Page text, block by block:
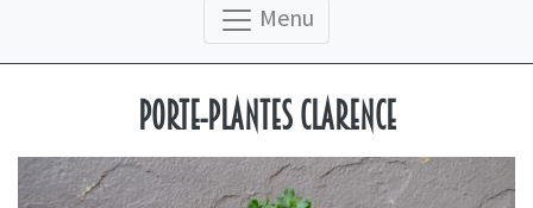
Menu
Porte-plantes Clarence